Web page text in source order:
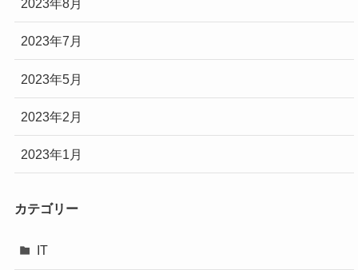
2023年8月
2023年7月
2023年5月
2023年2月
2023年1月
カテゴリー
IT